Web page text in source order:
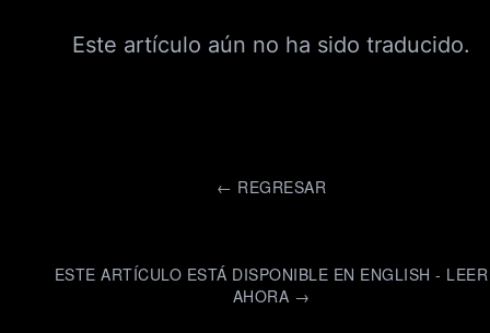
Este artículo aún no ha sido traducido.
← REGRESAR
ESTE ARTÍCULO ESTÁ DISPONIBLE EN ENGLISH - LEER
AHORA →